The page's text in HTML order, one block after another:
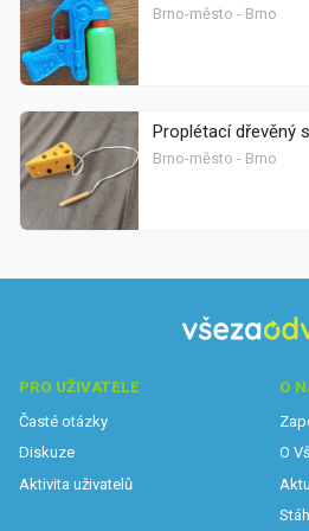
Brno-město - Brno
Proplétací dřevěný
Brno-město - Brno
PRO UŽIVATELE
Časté otázky
Diskuze
Aktivita uživatelů
O
O